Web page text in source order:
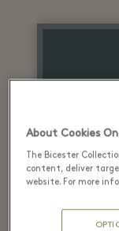
the
About Cookies
The Bicester
content, deliver
website. For more